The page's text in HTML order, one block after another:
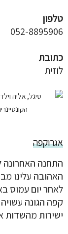
טלפון
052-8895906
כתובת
לוזית
אגרוקפה
התחנה האחרונה
האהובה עלינו
לאחר יום עמוס
קפה הגונה
ישירות מהשדות